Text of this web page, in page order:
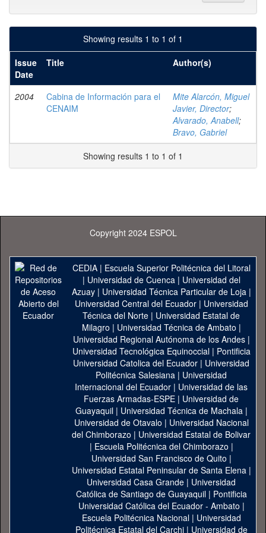
Showing results 1 to 1 of 1
Issue
Date
Title Author(s)
2004
Cabina de Información para el
CENAIM
Mite Alarcón, Miguel
Javier, Director;
Alvarado, Anabell;
Bravo, Gabriel
Showing results 1 to 1 of 1
Copyright 2024 ESPOL
CEDIA| Escuela Superior Politécnica del Litoral
| Universidad de Cuenca| Universidad del
Azuay| Universidad Técnica Particular de Loja|
Universidad Central del Ecuador| Universidad
Técnica del Norte | Universidad Estatal de
Milagro | Universidad Técnica de Ambato |
Universidad Regional Autónoma de los Andes|
Universidad Tecnológica Equinoccial| Pontificia
Universidad Catolica del Ecuador | Universidad
Politécnica Salesiana | Universidad
Internacional del Ecuador | Universidad de las
Fuerzas Armadas-ESPE | Universidad de
Guayaquil| Universidad Técnica de Machala|
Universidad de Otavalo | Universidad Nacional
del Chimborazo | Universidad Estatal de Bolivar
| Escuela Politécnica del Chimborazo |
Universidad San Francisco de Quito |
Universidad Estatal Peninsular de Santa Elena|
Universidad Casa Grande | Universidad
Católica de Santiago de Guayaquil| Pontificia
Universidad Católica del Ecuador - Ambato |
Escuela Politécnica Nacional| Universidad
Politécnica Estatal del Carchi| Universidad de